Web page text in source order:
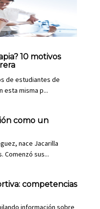
10 motivos
de estudiantes de
esta misma p...
como un
nace Jacarilla
Comenzó sus...
competencias
información sobre